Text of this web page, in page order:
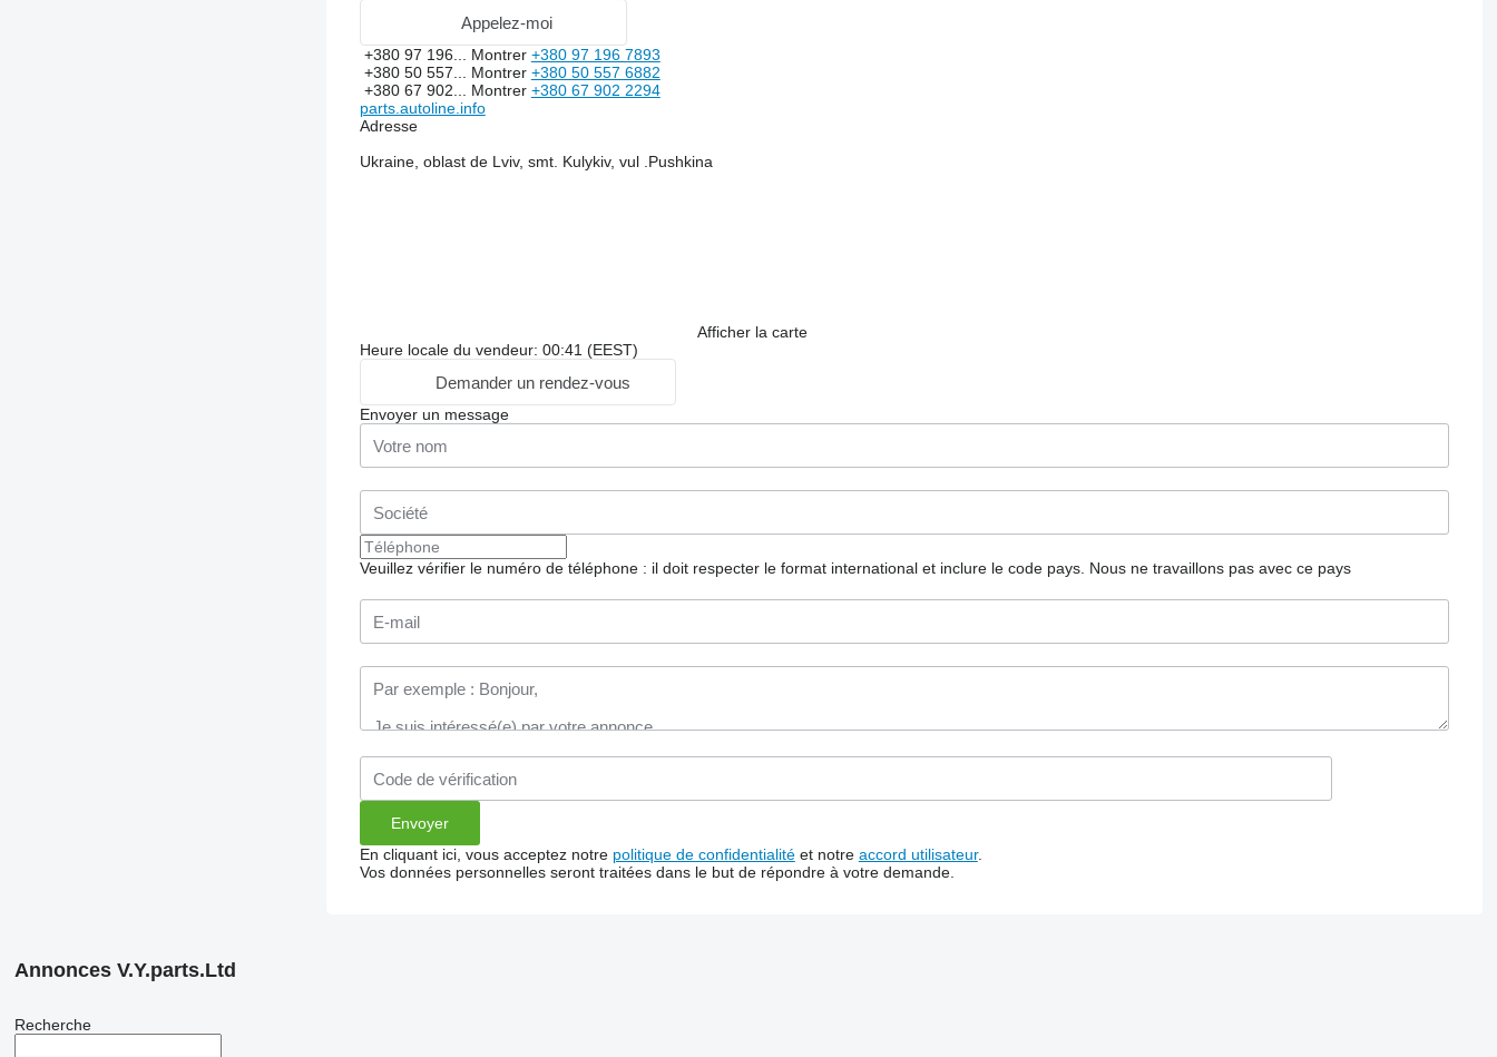
Appelez-moi
+380 97 196... Montrer +380 97 196 7893
+380 50 557... Montrer +380 50 557 6882
+380 67 902... Montrer +380 67 902 2294
parts.autoline.info
Adresse
Ukraine, oblast de Lviv, smt. Kulykiv, vul .Pushkina
Afficher la carte
Heure locale du vendeur: 00:41 (EEST)
Demander un rendez-vous
Envoyer un message
Veuillez vérifier le numéro de téléphone : il doit respecter le format international et inclure le code pays. Nous ne travaillons pas avec ce pays
En cliquant ici, vous acceptez notre politique de confidentialitéet notre accord utilisateur.
Vos données personnelles seront traitées dans le but de répondre à votre demande.
Annonces V.Y.parts.Ltd
Recherche